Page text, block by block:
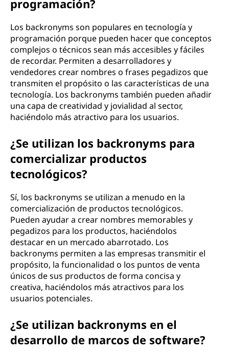
programación?
Los backronyms son populares en tecnología y
programación porque pueden hacer que conceptos
complejos o técnicos sean más accesibles y fáciles
de recordar. Permiten a desarrolladores y
vendedores crear nombres o frases pegadizos que
transmiten el propósito o las características de una
tecnología. Los backronyms también pueden añadir
una capa de creatividad y jovialidad al sector,
haciéndolo más atractivo para los usuarios.
¿Se utilizan los backronyms para
comercializar productos
tecnológicos?
Sí, los backronyms se utilizan a menudo en la
comercialización de productos tecnológicos.
Pueden ayudar a crear nombres memorables y
pegadizos para los productos, haciéndolos
destacar en un mercado abarrotado. Los
backronyms permiten a las empresas transmitir el
propósito, la funcionalidad o los puntos de venta
únicos de sus productos de forma concisa y
creativa, haciéndolos más atractivos para los
usuarios potenciales.
¿Se utilizan backronyms en el
desarrollo de marcos de software?